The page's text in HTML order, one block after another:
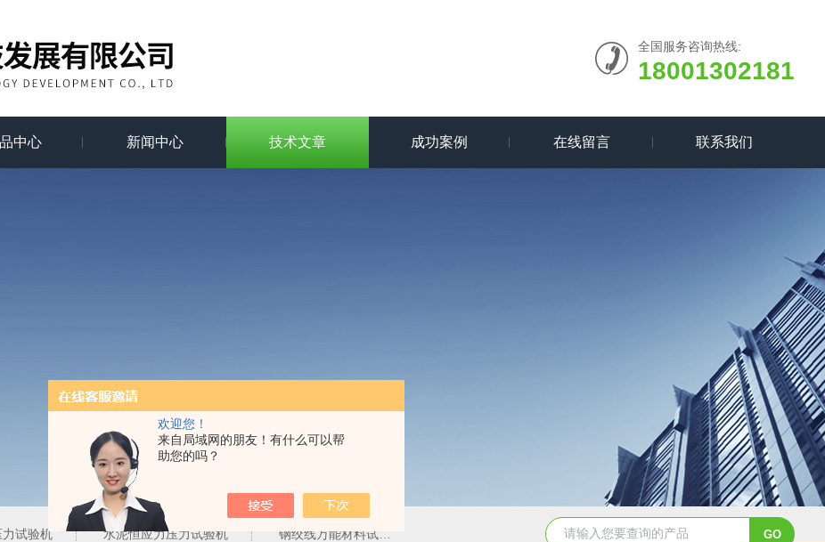
欢迎您！
来自局域网的朋友！有什么可以帮
助您的吗？
全国服务咨询热线:
18001302181
中心 新闻中心 技术文章 成功案例 在线留言 联系我们
试验机 水泥恒应力压力试验机 钢绞线万能材料试验机 WAW-100B电液式万能材料试验机 微机控制万能材料试验